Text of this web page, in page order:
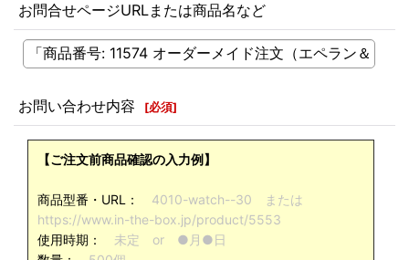
お問合せページURLまたは商品名など
お問い合わせ内容 [必須]
【ご注文前商品確認の入力例】
商品型番・URL： 4010-watch--30 または
https://www.in-the-box.jp/product/5553
使用時期： 未定 or ●月●日